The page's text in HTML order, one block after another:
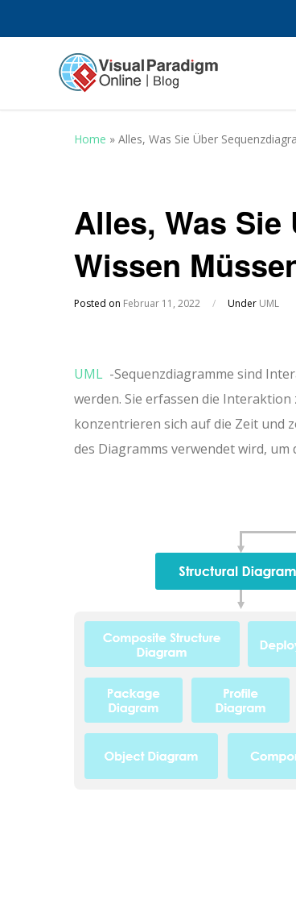
Home » Alles, Was Sie Über
Alles, Was Sie
Wissen
Posted on Februar 11, 2022 / Under UML
UML -Sequenzdiagramme sind
werden. Sie erfassen die
konzentrieren sich auf die Zeit und
des Diagramms verwendet wird,